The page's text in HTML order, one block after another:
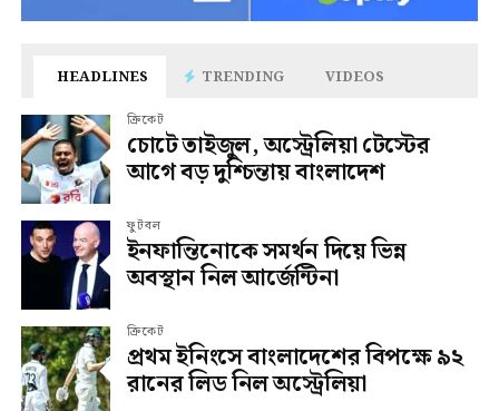
HEADLINES TRENDING VIDEOS
ক্রিকেট
চোটে তাইজুল, অস্ট্রেলিয়া টেস্টের
আগে বড় দুশ্চিন্তায় বাংলাদেশ
ফুটবল
ইনফান্তিনোকে সমর্থন দিয়ে ভিন্ন
অবস্থান নিল আর্জেন্টিনা
ক্রিকেট
প্রথম ইনিংসে বাংলাদেশের বিপক্ষে ৯২
রানের লিড নিল অস্ট্রেলিয়া